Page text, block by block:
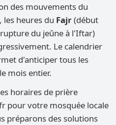
des mouvements du
les heures du Fajr(début
du jeûne à l'Iftar)
Le calendrier
d'anticiper tous les
mois entier.
horaires de prière
pour votre mosquée locale
préparons des solutions